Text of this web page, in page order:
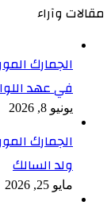
مقالات وآراء
الجمارك
في عهد
يونيو 8, 2026
الجمارك
ولد السالك
مايو 25, 2026